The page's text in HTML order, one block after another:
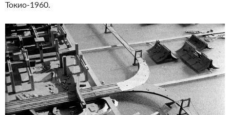
Токио-1960.